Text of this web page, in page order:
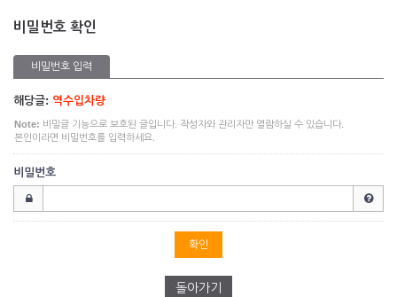
비밀번호 확인
비밀번호 입력
해당글: 역수입차량
Note: 비밀글 기능으로 보호된 글입니다. 작성자와 관리자만 열람하실 수 있습니다.
본인이라면 비밀번호를 입력하세요.
비밀번호
돌아가기